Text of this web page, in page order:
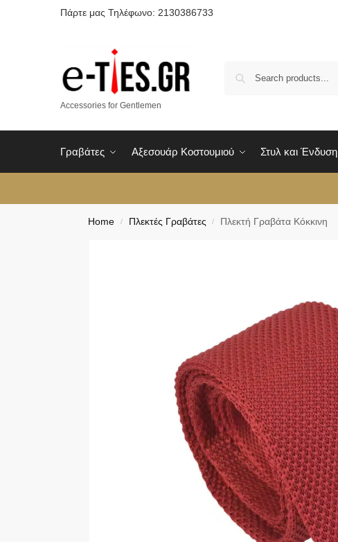
Πάρτε μας Τηλέφωνο: 2130386733
Accessories for Gentlemen
Γραβάτες Αξεσουάρ Κοστουμιού Στυλ και Ένδυση
Home / Πλεκτές Γραβάτες / Πλεκτή Γραβάτα Κόκκινη